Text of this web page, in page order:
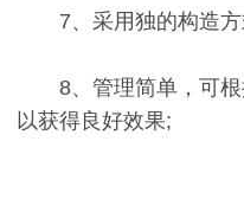
7、采用独的构造方
8、管理简单，可根
以获得良好效果;